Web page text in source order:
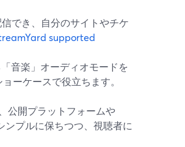
でき、自分のサイトやチケ
supported
音楽」オーディオモードを
ーケースで役立ちます。
公開プラットフォームや
プルに保ちつつ、視聴者に